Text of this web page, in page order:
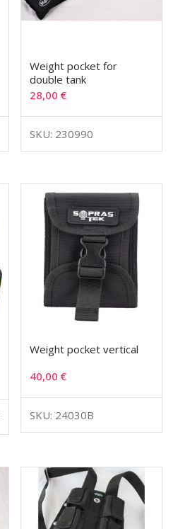
Weight pocket for
double tank
28,00€
SKU: 230990
Weight pocket vertical
40,00€
SKU: 24030B